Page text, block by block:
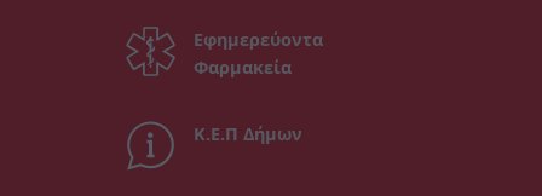
Εφημερεύοντα
Φαρμακεία
Κ.Ε.Π Δήμων